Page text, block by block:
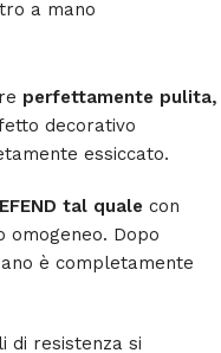
a mano
perfettamente pulita,
decorativo
essiccato.
tal quale con
omogeneo. Dopo
è completamente
di resistenza si